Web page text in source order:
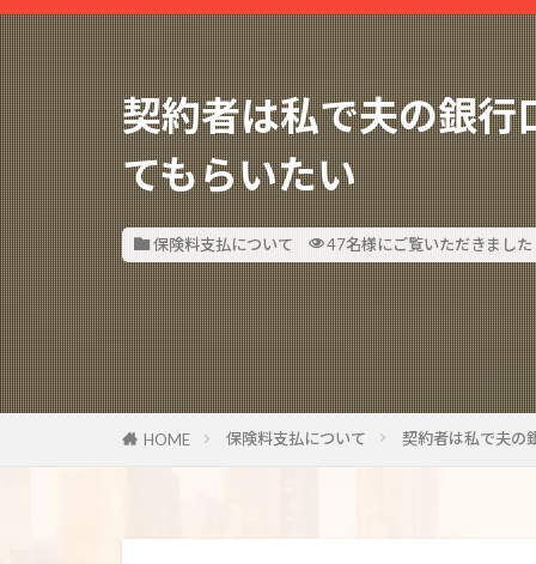
契約者は私で夫の銀行
てもらいたい
保険料支払について 47名様にご覧いただきました
HOME 保険料支払について 契約者は私で夫の